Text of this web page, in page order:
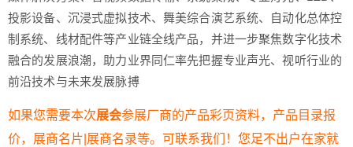
投影设备、沉浸式虚拟技术、舞美综合演艺系统、自动化总体控
制系统、线材配件等产业链全线产品，并进一步聚焦数字化技术
融合的发展浪潮，助力业界同仁率先把握专业声光、视听行业的
前沿技术与未来发展脉搏
如果您需要本次展会参展厂商的产品彩页资料，产品目录报
价，展商名片|展商名录等。可联系我们！您足不出户在家就